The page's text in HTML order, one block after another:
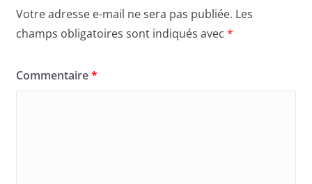
Votre adresse e-mail ne sera pas publiée. Les
champs obligatoires sont indiqués avec *
Commentaire*